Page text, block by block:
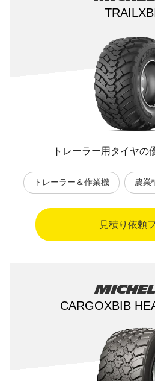
トレーラー用タイヤの
トレーラー＆作業機 農業
見積り依頼
CARGOXBIB